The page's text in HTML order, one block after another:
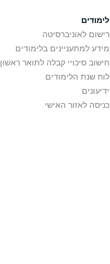
לימודים
רישום לאוניברסיטה
מידע למתעניינים בלימודים
חישוב סיכויי קבלה לתואר ראשון
לוח שנת הלימודים
ידיעונים
כניסה לאזור האישי